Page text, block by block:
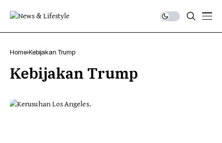
Home Kebijakan Trump
Kebijakan Trump